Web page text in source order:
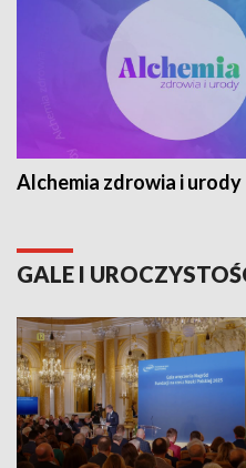
Alchemia zdrowia i urody
GALE I